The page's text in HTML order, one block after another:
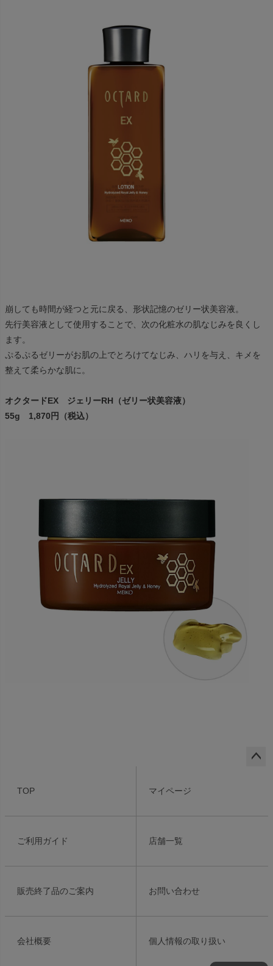
崩しても時間が経つと元に戻る、形状記憶のゼリー状美容液。
先行美容液として使用することで、次の化粧水の肌なじみを良くし
ます。
ぷるぷるゼリーがお肌の上でとろけてなじみ、ハリを与え、キメを
整えて柔らかな肌に。
オクタードEX ジェリーRH（ゼリー状美容液）
55g 1,870円（税込）
TOP マイページ
ご利用ガイド 店舗一覧
販売終了品のご案内 お問い合わせ
会社概要 個人情報の取り扱い